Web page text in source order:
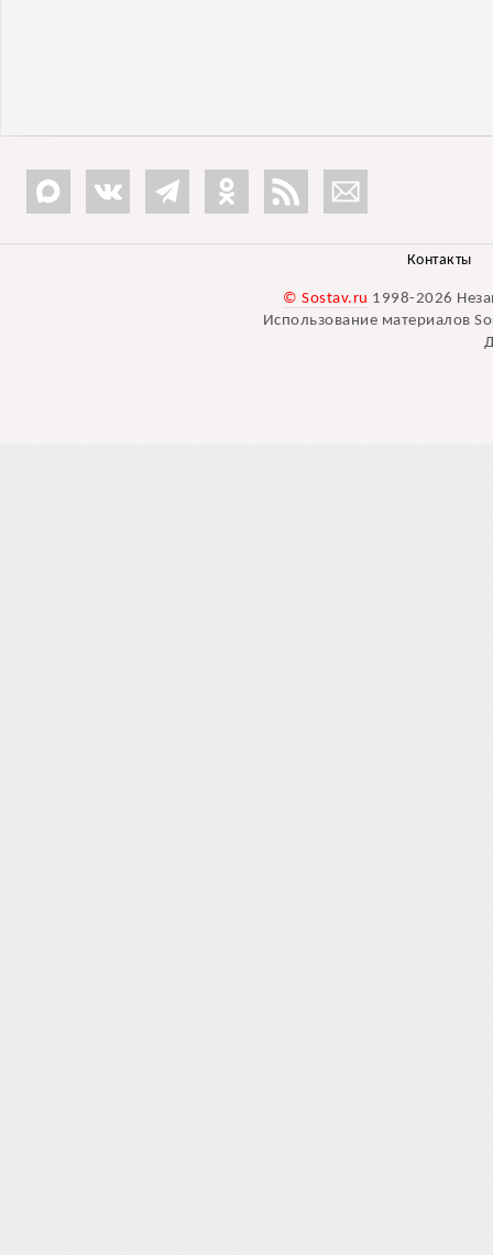
Контакты
© Sostav.ru 1998-2026
Использование материалов